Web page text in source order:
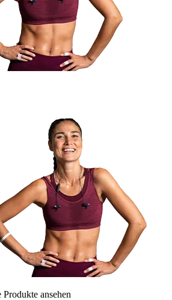
Produkte ansehen